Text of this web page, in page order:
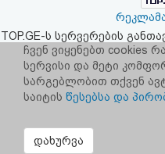
პასუხისმგებლობის
უარყოფა
რეკლამა
TOP.GE-ს სერვერების
ჩვენ ვიყენებთ cookies
სერვისი და მეტი
სარგებლობით თქვენ
საიტის წესებსა და
დახურვა